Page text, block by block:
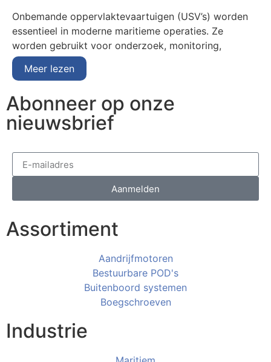
Onbemande oppervlaktevaartuigen (USV’s) worden
essentieel in moderne maritieme operaties. Ze
worden gebruikt voor onderzoek, monitoring,
Meer lezen
Abonneer op onze
nieuwsbrief
Aanmelden
Assortiment
Aandrijfmotoren
Bestuurbare POD's
Buitenboord systemen
Boegschroeven
Industrie